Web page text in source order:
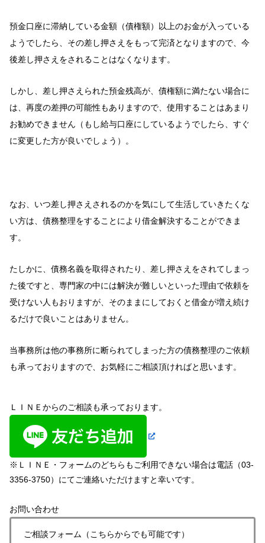
預金口座に滞納している金額（債権額）以上のお金が入っている
ようでしたら、その差し押さえをもって完済となりますので、今
後差し押さえをされることはなくなります。
しかし、差し押さえられた預金残高が、債権額に満たない場合に
は、再度の差押の可能性もありますので、使用することはあまり
お勧めできません（もし給与口座にしているようでしたら、すぐ
に変更した方が良いでしょう）。
なお、いつ差し押さえされるのかを気にして生活していきたくな
い方は、債務整理をすることにより借金解決することができま
す。
たしかに、債務名義を取得されたり、差し押さえをされてしまっ
た後ですと、専門家の中には解決が難しいといった理由で依頼を
受けない人もおりますが、そのままにしておくと借金が増え続け
るだけで良いことはありません。
当事務所は他の事務所に断られてしまった方の債務整理のご依頼
も承っておりますので、お気軽にご相談頂ければと思います。
ＬＩＮＥからのご相談も承っております。
※ＬＩＮＥ・フォームのどちらもご利用できない場合は電話（03-
3356-3750）にてご連絡いただけますと幸いです。
お問い合わせ
ご相談フォーム（こちらからでも可能です）